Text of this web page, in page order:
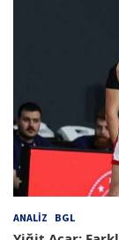
ANALIZ BGL